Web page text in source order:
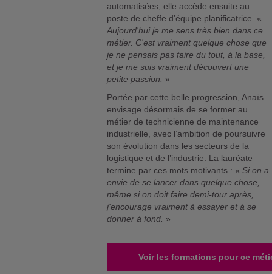
automatisées, elle accède ensuite au
poste de cheffe d’équipe planificatrice. «
Aujourd'hui je me sens très bien dans ce
métier. C'est vraiment quelque chose que
je ne pensais pas faire du tout, à la base,
et je me suis vraiment découvert une
petite passion. »
Portée par cette belle progression, Anaïs
envisage désormais de se former au
métier de technicienne de maintenance
industrielle, avec l’ambition de poursuivre
son évolution dans les secteurs de la
logistique et de l’industrie. La lauréate
termine par ces mots motivants : «Si on a
envie de se lancer dans quelque chose,
même si on doit faire demi-tour après,
j'encourage vraiment à essayer et à se
donner à fond. »
Voir les formations pour ce